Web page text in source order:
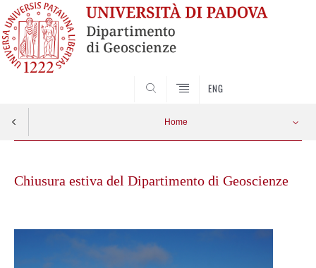
ENG
Home
contentChiusura estiva del Dipartimento di Geoscienze